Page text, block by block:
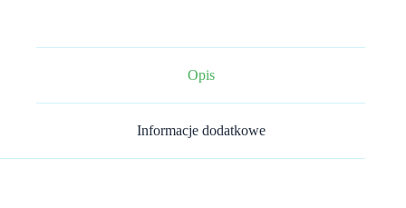
Naturals
Opis
Informacje dodatkowe